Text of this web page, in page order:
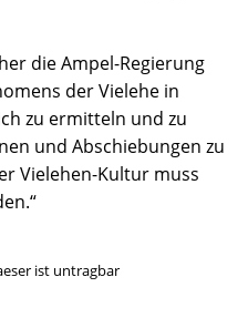
die Ampel-Regierung
der Vielehe in
zu ermitteln und zu
und Abschiebungen zu
Vielehen-Kultur muss
ist untragbar